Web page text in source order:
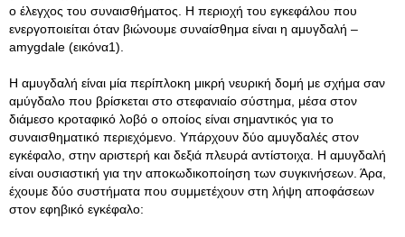
ο έλεγχος του συναισθήματος. Η περιοχή του εγκεφάλου που
ενεργοποιείται όταν βιώνουμε συναίσθημα είναι η αμυγδαλή –
amygdale (εικόνα1).
Η αμυγδαλή είναι μία περίπλοκη μικρή νευρική δομή με σχήμα σαν
αμύγδαλο που βρίσκεται στο στεφανιαίο σύστημα, μέσα στον
διάμεσο κροταφικό λοβό ο οποίος είναι σημαντικός για το
συναισθηματικό περιεχόμενο. Υπάρχουν δύο αμυγδαλές στον
εγκέφαλο, στην αριστερή και δεξιά πλευρά αντίστοιχα. Η αμυγδαλή
είναι ουσιαστική για την αποκωδικοποίηση των συγκινήσεων. Άρα,
έχουμε δύο συστήματα που συμμετέχουν στη λήψη αποφάσεων
στον εφηβικό εγκέφαλο: